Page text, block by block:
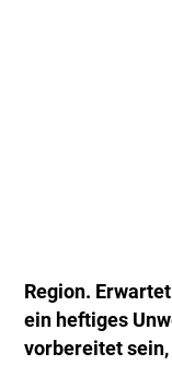
Region.
ein heftiges
vorbereitet